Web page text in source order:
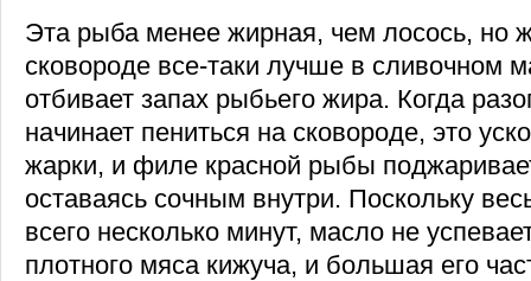
Эта рыба менее жирная, чем лосось, но
сковороде все-таки лучше в сливочном
отбивает запах рыбьего жира. Когда
начинает пениться на сковороде, это
жарки, и филе красной рыбы
оставаясь сочным внутри. Поскольку
всего несколько минут, масло не
плотного мяса кижуча, и большая его